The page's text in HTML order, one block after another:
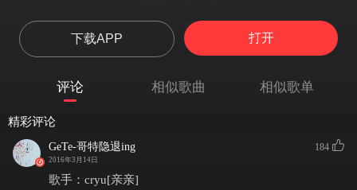
天空的声音 是借由风传达出去
空の音 風が伝えた
天空的声音 是借由风传达出去
大地的色彩 是借由花显现在这个世界
風の中 空が背を押す
花が観た 遥か遠い地平
下载APP 打开
评论 相似歌曲 相似歌单
精彩评论
GeTe-哥特隐退ing
2016年3月14日
184
歌手：cryu[亲亲]